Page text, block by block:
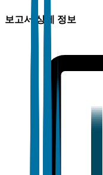
보고서 상세 정보